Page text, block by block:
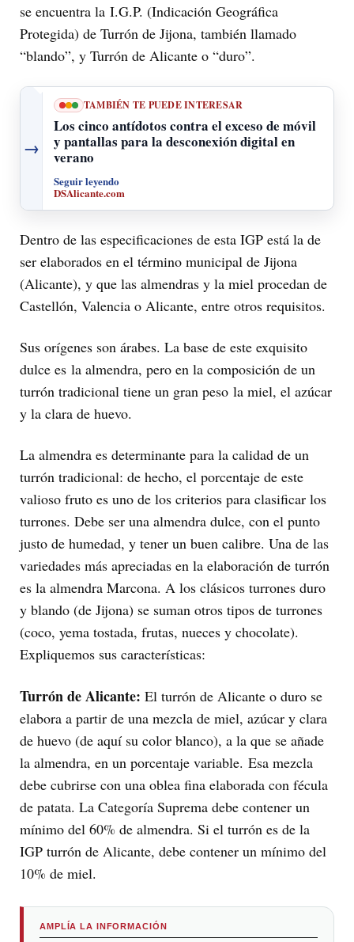
se encuentra la I.G.P. (Indicación Geográfica
Protegida) de Turrón de Jijona, también llamado
“blando”, y Turrón de Alicante o “duro”.
→
TAMBIÉN TE PUEDE INTERESAR
Los cinco antídotos contra el exceso de móvil
y pantallas para la desconexión digital en
verano
Seguir leyendo
DSAlicante.com
Dentro de las especificaciones de esta IGP está la de
ser elaborados en el término municipal de Jijona
(Alicante), y que las almendras y la miel procedan de
Castellón, Valencia o Alicante, entre otros requisitos.
Sus orígenes son árabes. La base de este exquisito
dulce es la almendra, pero en la composición de un
turrón tradicional tiene un gran peso la miel, el azúcar
y la clara de huevo.
La almendra es determinante para la calidad de un
turrón tradicional: de hecho, el porcentaje de este
valioso fruto es uno de los criterios para clasificar los
turrones. Debe ser una almendra dulce, con el punto
justo de humedad, y tener un buen calibre. Una de las
variedades más apreciadas en la elaboración de turrón
es la almendra Marcona. A los clásicos turrones duro
y blando (de Jijona) se suman otros tipos de turrones
(coco, yema tostada, frutas, nueces y chocolate).
Expliquemos sus características:
Turrón de Alicante: El turrón de Alicante o duro se
elabora a partir de una mezcla de miel, azúcar y clara
de huevo (de aquí su color blanco), a la que se añade
la almendra, en un porcentaje variable. Esa mezcla
debe cubrirse con una oblea fina elaborada con fécula
de patata. La Categoría Suprema debe contener un
mínimo del 60% de almendra. Si el turrón es de la
IGP turrón de Alicante, debe contener un mínimo del
10% de miel.
AMPLÍA LA INFORMACIÓN